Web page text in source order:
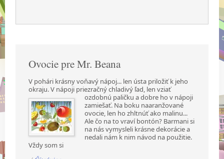
Ovocie pre Mr. Beana
V pohári krásny voňavý nápoj... len ústa priložiť k jeho
okraju. V nápoji priezračný chladivý ľad, len vziať
ozdobnú paličku a dobre ho v nápoji
zamiešať. Na boku naaranžované
ovocie, len ho zhltnúť ako malinu...
Ale čo na to vraví bontón? Barmani si
na nás vymysleli krásne dekorácie a
nedali nám k nim návod na použitie.
Vždy som si